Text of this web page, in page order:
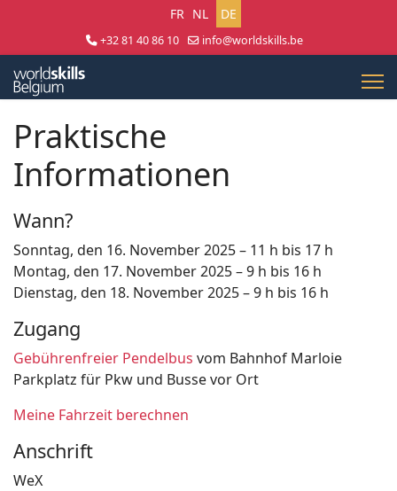
Sprache auswählen
FR NL DE
+32 81 40 86 10
info@worldskills.be
Praktische
Informationen
Wann?
Sonntag, den 16. November 2025 – 11 h bis 17 h
Montag, den 17. November 2025 – 9 h bis 16 h
Dienstag, den 18. November 2025 – 9 h bis 16 h
Zugang
Gebührenfreier Pendelbus vom Bahnhof Marloie
Parkplatz für Pkw und Busse vor Ort
Meine Fahrzeit berechnen
Anschrift
WeX